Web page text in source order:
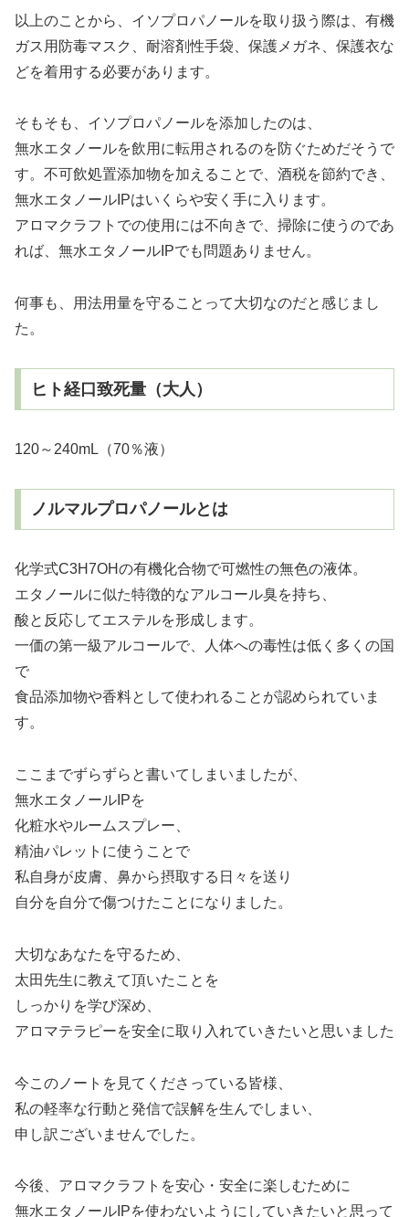
以上のことから、イソプロパノールを取り扱う際は、有機
ガス用防毒マスク、耐溶剤性手袋、保護メガネ、保護衣な
どを着用する必要があります。
そもそも、イソプロパノールを添加したのは、
無水エタノールを飲用に転用されるのを防ぐためだそうで
す。不可飲処置添加物を加えることで、酒税を節約でき、
無水エタノールIPはいくらや安く手に入ります。
アロマクラフトでの使用には不向きで、掃除に使うのであ
れば、無水エタノールIPでも問題ありません。
何事も、用法用量を守ることって大切なのだと感じまし
た。
ヒト経口致死量（大人）
120～240mL（70％液）
ノルマルプロパノールとは
化学式C3H7OHの有機化合物で可燃性の無色の液体。
エタノールに似た特徴的なアルコール臭を持ち、
酸と反応してエステルを形成します。
一価の第一級アルコールで、人体への毒性は低く多くの国
で
食品添加物や香料として使われることが認められていま
す。
ここまでずらずらと書いてしまいましたが、
無水エタノールIPを
化粧水やルームスプレー、
精油パレットに使うことで
私自身が皮膚、鼻から摂取する日々を送り
自分を自分で傷つけたことになりました。
大切なあなたを守るため、
太田先生に教えて頂いたことを
しっかりを学び深め、
アロマテラピーを安全に取り入れていきたいと思いました
今このノートを見てくださっている皆様、
私の軽率な行動と発信で誤解を生んでしまい、
申し訳ございませんでした。
今後、アロマクラフトを安心・安全に楽しむために
無水エタノールIPを使わないようにしていきたいと思って